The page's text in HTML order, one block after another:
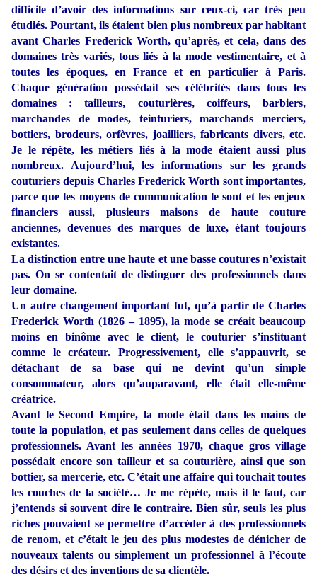
difficile d’avoir des informations sur ceux-ci, car très peu
étudiés. Pourtant, ils étaient bien plus nombreux par habitant
avant Charles Frederick Worth, qu’après, et cela, dans des
domaines très variés, tous liés à la mode vestimentaire, et à
toutes les époques, en France et en particulier à Paris.
Chaque génération possédait ses célébrités dans tous les
domaines : tailleurs, couturières, coiffeurs, barbiers,
marchandes de modes, teinturiers, marchands merciers,
bottiers, brodeurs, orfèvres, joailliers, fabricants divers, etc.
Je le répète, les métiers liés à la mode étaient aussi plus
nombreux. Aujourd’hui, les informations sur les grands
couturiers depuis Charles Frederick Worth sont importantes,
parce que les moyens de communication le sont et les enjeux
financiers aussi, plusieurs maisons de haute couture
anciennes, devenues des marques de luxe, étant toujours
existantes.
La distinction entre une haute et une basse coutures n’existait
pas. On se contentait de distinguer des professionnels dans
leur domaine.
Un autre changement important fut, qu’à partir de Charles
Frederick Worth (1826 – 1895), la mode se créait beaucoup
moins en binôme avec le client, le couturier s’instituant
comme le créateur. Progressivement, elle s’appauvrit, se
détachant de sa base qui ne devint qu’un simple
consommateur, alors qu’auparavant, elle était elle-même
créatrice.
Avant le Second Empire, la mode était dans les mains de
toute la population, et pas seulement dans celles de quelques
professionnels. Avant les années 1970, chaque gros village
possédait encore son tailleur et sa couturière, ainsi que son
bottier, sa mercerie, etc. C’était une affaire qui touchait toutes
les couches de la société… Je me répète, mais il le faut, car
j’entends si souvent dire le contraire. Bien sûr, seuls les plus
riches pouvaient se permettre d’accéder à des professionnels
de renom, et c’était le jeu des plus modestes de dénicher de
nouveaux talents ou simplement un professionnel à l’écoute
des désirs et des inventions de sa clientèle.